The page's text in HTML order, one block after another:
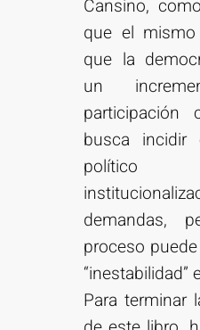
Cansino,
que el
que la
un
participación
busca incidir
demandas,
proceso
“inestabilidad”
Para terminar